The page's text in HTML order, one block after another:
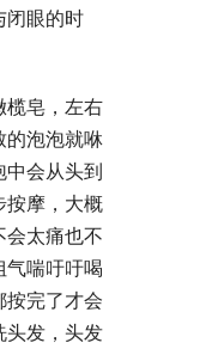
闭眼的时
榄皂，左右
的泡泡就咻
中会从头到
按摩，大概
会太痛也不
气喘吁吁喝
按完了才会
头发，头发